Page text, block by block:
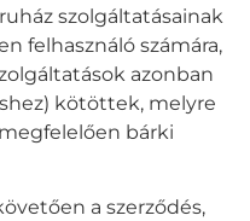
szolgáltatásainak
felhasználó számára,
azonban
kötöttek, melyre
bárki
a szerződés,